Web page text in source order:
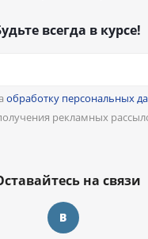
всегда в курсе!
обработку персональных
рекламных
на связи